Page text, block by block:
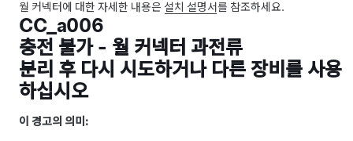
월 커넥터에 대한 자세한 내용은 설치 설명서를 참조하세요.
CC_a006
충전 불가 - 월 커넥터 과전류
분리 후 다시 시도하거나 다른 장비를 사용
하십시오
이 경고의 의미: